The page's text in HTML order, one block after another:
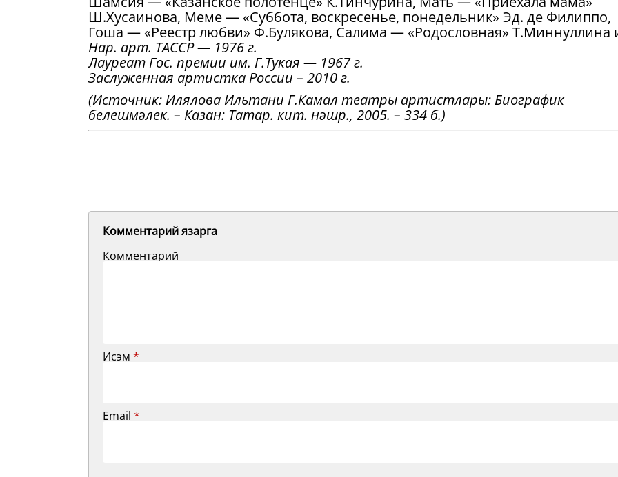
Ш.Хусаинова, Меме — «Суббота, воскресенье, понедельник» Эд. де Филиппо,
Гоша — «Реестр любви» Ф.Булякова, Салима — «Родословная» Т.Миннуллина
Нар. арт. ТАССР — 1976 г.
Лауреат Гос. премии им. Г.Тукая — 1967 г.
Заслуженная артистка России – 2010 г.
(Источник: Илялова Ильтани Г.Камал театры артистлары: Биографик
белешмәлек. – Казан: Татар. кит. нәшр., 2005. – 334 б.)
Комментарий язарга
Комментарий
Исэм *
Email *